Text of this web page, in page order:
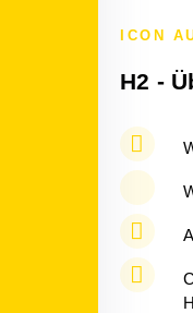
ICON
H2 -